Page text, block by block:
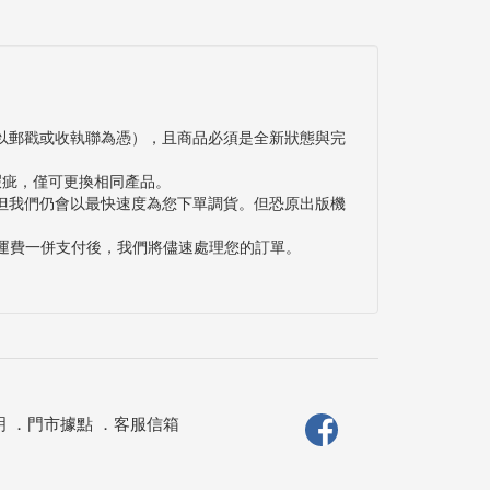
戳或收執聯為憑），且商品必須是全新狀態與完
，僅可更換相同產品。
們仍會以最快速度為您下單調貨。但恐原出版機
一併支付後，我們將儘速處理您的訂單。
． 門市據點． 客服信箱